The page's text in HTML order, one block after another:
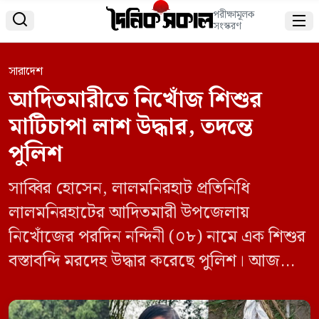
 পরীক্ষামূলক
সংস্করণ 
সারাদেশ
আদিতমারীতে নিখোঁজ শিশুর
মাটিচাপা লাশ উদ্ধার, তদন্তে
পুলিশ
সাব্বির হোসেন, লালমনিরহাট প্রতিনিধি
লালমনিরহাটের আদিতমারী উপজেলায়
নিখোঁজের পরদিন নন্দিনী (০৮) নামে এক শিশুর
বস্তাবন্দি মরদেহ উদ্ধার করেছে পুলিশ। আজ
ভেলাবাড়ি ইউনিয়নের ফলিমারী গ্রামে নিজ বাড়ির